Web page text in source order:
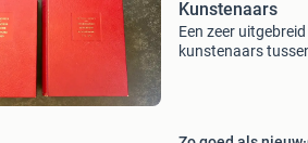
Kunstenaars
Een zeer
kunstenaars